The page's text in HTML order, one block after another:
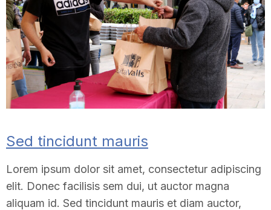
Sed tincidunt mauris
Lorem ipsum dolor sit amet, consectetur adipiscing
elit. Donec facilisis sem dui, ut auctor magna
aliquam id. Sed tincidunt mauris et diam auctor,